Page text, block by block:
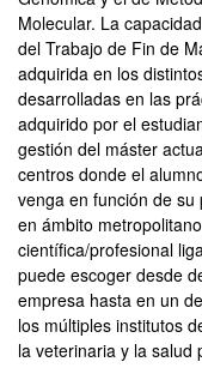
Molecular. La
del Trabajo de Fin de
adquirida en los
desarrolladas en las
adquirido por el
gestión del máster
centros donde el
venga en función de
en ámbito
científica/profesional
puede escoger desde
empresa hasta en un
los múltiples institutos
la veterinaria y la salud